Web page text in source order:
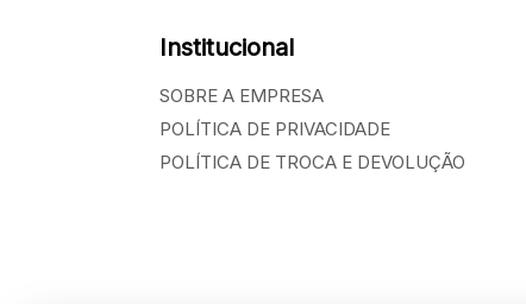
Institucional
SOBRE A EMPRESA
POLÍTICA DE PRIVACIDADE
POLÍTICA DE TROCA E DEVOLUÇÃO